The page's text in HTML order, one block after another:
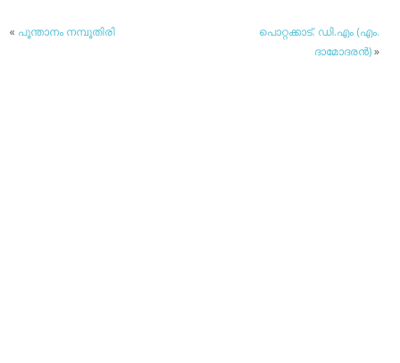
« പൂന്താനം നമ്പൂതിരി
പൊറ്റക്കാട്. ഡി.എം (എം.
ദാമോദരന്‍)»